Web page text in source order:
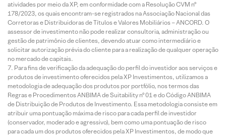
atividades por meio da XP, em conformidade com a Resolução CVM nº
178/2023, os quais encontram-se registrados na Associação Nacional das
Corretoras e Distribuidoras de Títulos e Valores Mobiliários – ANCORD. O
assessor de investimento não pode realizar consultoria, administração ou
gestão de patrimônio de clientes, devendo atuar como intermediário e
solicitar autorização prévia do cliente para a realização de qualquer operação
no mercado de capitais.
Para fins de verificação da adequação do perfil do investidor aos serviços e
produtos de investimento oferecidos pela XP Investimentos, utilizamos a
metodologia de adequação dos produtos por portfólio, nos termos das
Regras e Procedimentos ANBIMA de Suitability nº 01 e do Código ANBIMA
de Distribuição de Produtos de Investimento. Essa metodologia consiste em
atribuir uma pontuação máxima de risco para cada perfil de investidor
(conservador, moderado e agressivo), bem como uma pontuação de risco
para cada um dos produtos oferecidos pela XP Investimentos, de modo que